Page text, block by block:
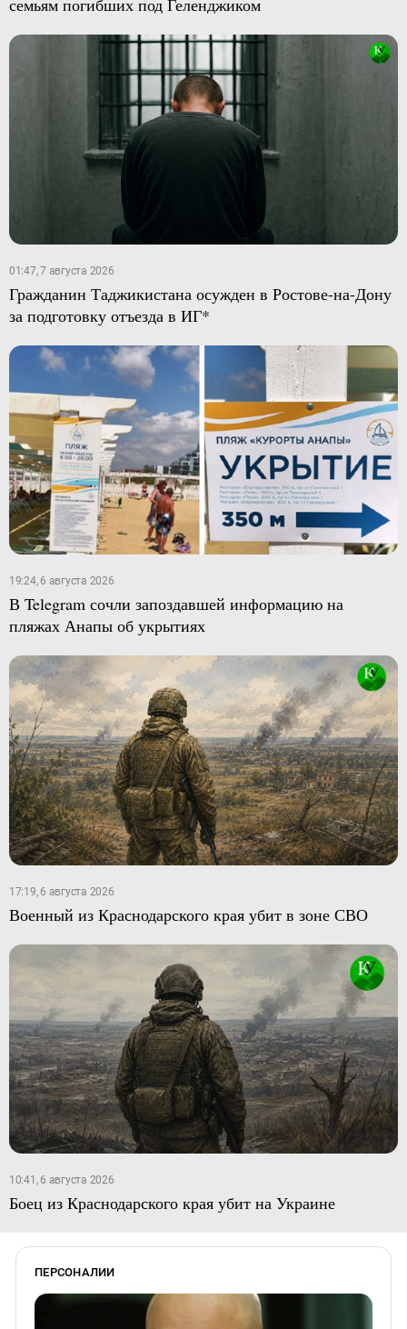
семьям погибших под Геленджиком
01:47, 7 августа 2026
Гражданин Таджикистана осужден в Ростове-на-Дону
за подготовку отъезда в ИГ*
19:24, 6 августа 2026
В Telegram сочли запоздавшей информацию на
пляжах Анапы об укрытиях
17:19, 6 августа 2026
Военный из Краснодарского края убит в зоне СВО
10:41, 6 августа 2026
Боец из Краснодарского края убит на Украине
ПЕРСОНАЛИИ